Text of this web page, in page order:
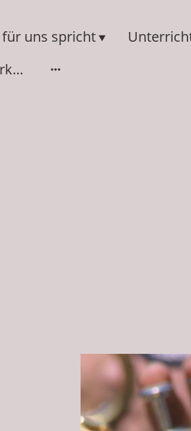
für uns spricht
"Kultur macht stark" 2014-2024